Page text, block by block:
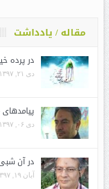
مقاله / یادداشت
در پرده
دی ۲۱, ۱۳۹۷
دی ۰۶, ۱۳۹۷
در آن
آبان ۱۹, ۱۳۹۷